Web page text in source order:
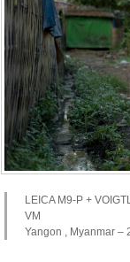
LEICA M9-P +
VM
Yangon , Myanmar –